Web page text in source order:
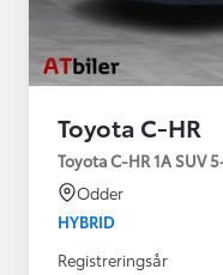
Toyota C-HR
Toyota C-HR 1A SUV
Odder
HYBRID
Registreringsår